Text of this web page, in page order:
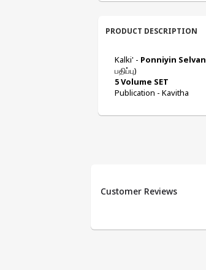
PRODUCT DESCRIPTION
Kalki' - Ponniyin Selvan
பதிப்பு)
5 Volume SET
Publication - Kavitha
Customer Reviews